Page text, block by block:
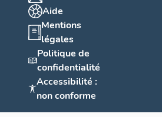
Aide
Mentions
légales
Politique de
confidentialité
Accessibilité :
non conforme